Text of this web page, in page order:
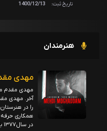
تاریخ ثبت: 1400/12/13
هنرمندان
مهدی
آخر. مهدى
را در
همكارى